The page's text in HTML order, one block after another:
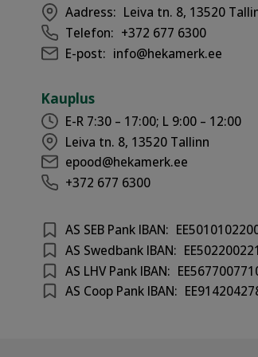
Aadress: Leiva tn. 8, 13520
Telefon: +372 677 6300
E-post: info@hekamerk.ee
Kauplus
E-R 7:30 – 17:00; L 9:00 – 12:00
Leiva tn. 8, 13520 Tallinn
epood@hekamerk.ee
+372 677 6300
AS SEB Pank IBAN:
AS Swedbank IBAN:
AS LHV Pank IBAN:
AS Coop Pank IBAN: